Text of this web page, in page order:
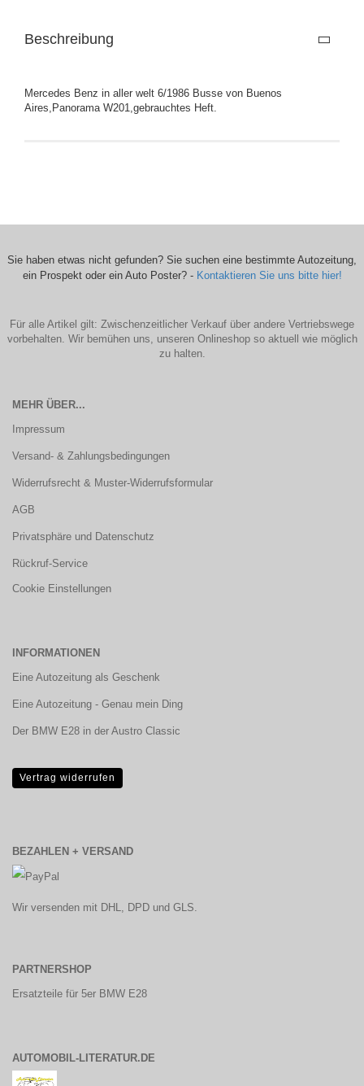
Beschreibung
Mercedes Benz in aller welt 6/1986 Busse von Buenos
Aires,Panorama W201,gebrauchtes Heft.
Sie haben etwas nicht gefunden? Sie suchen eine bestimmte Autozeitung,
ein Prospekt oder ein Auto Poster? - Kontaktieren Sie uns bitte hier!
Für alle Artikel gilt: Zwischenzeitlicher Verkauf über andere Vertriebswege
vorbehalten. Wir bemühen uns, unseren Onlineshop so aktuell wie möglich
zu halten.
MEHR ÜBER...
Impressum
Versand- & Zahlungsbedingungen
Widerrufsrecht & Muster-Widerrufsformular
AGB
Privatsphäre und Datenschutz
Rückruf-Service
Cookie Einstellungen
INFORMATIONEN
Eine Autozeitung als Geschenk
Eine Autozeitung - Genau mein Ding
Der BMW E28 in der Austro Classic
Vertrag widerrufen
BEZAHLEN + VERSAND
Wir versenden mit DHL, DPD und GLS.
PARTNERSHOP
Ersatzteile für 5er BMW E28
AUTOMOBIL-LITERATUR.DE